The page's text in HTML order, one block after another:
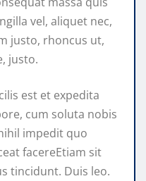
vel, aliquet nec,
justo, rhoncus ut,
justo.
est et expedita
cum soluta nobis
impedit quo
facereEtiam sit
tincidunt. Duis leo.